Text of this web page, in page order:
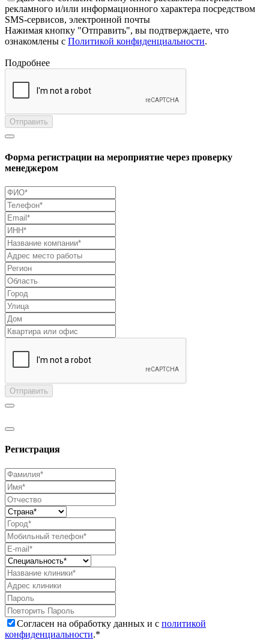
рекламного и/или информационного характера посредством
SMS-сервисов, электронной почты
Нажимая кнопку "Отправить", вы подтверждаете, что
ознакомлены с Политикой конфиденциальности.
Подробнее
Отправить
Форма регистрации на мероприятие через проверку
менеджером
Отправить
Регистрация
Согласен на обработку данных и с политикой
конфиденциальности.*